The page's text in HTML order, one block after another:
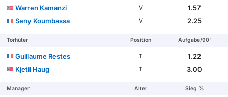
Warren Kamanzi
V
1.57
Seny Koumbassa
V 2.25
Torhüter Position Aufgabe/90'
Guillaume Restes T
1.22
Kjetil Haug
T 3.00
Manager Alter Sieg %